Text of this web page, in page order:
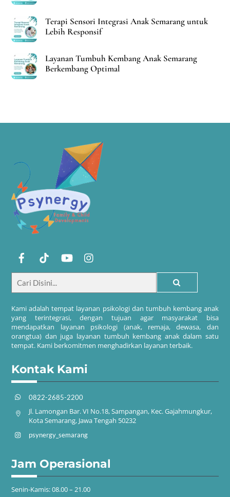
Terapi Sensori Integrasi Anak Semarang untuk
Lebih Responsif
Layanan Tumbuh Kembang Anak Semarang
Berkembang Optimal
Kami adalah tempat layanan psikologi dan tumbuh kembang anak
yang terintegrasi, dengan tujuan agar masyarakat bisa
mendapatkan layanan psikologi (anak, remaja, dewasa, dan
orangtua) dan juga layanan tumbuh kembang anak dalam satu
tempat. Kami berkomitmen menghadirkan layanan terbaik.
Kontak Kami
0822-2685-2200
Jl. Lamongan Bar. VI No.18, Sampangan, Kec. Gajahmungkur,
Kota Semarang, Jawa Tengah 50232
psynergy_semarang
Jam Operasional
Senin-Kamis: 08.00 – 21.00